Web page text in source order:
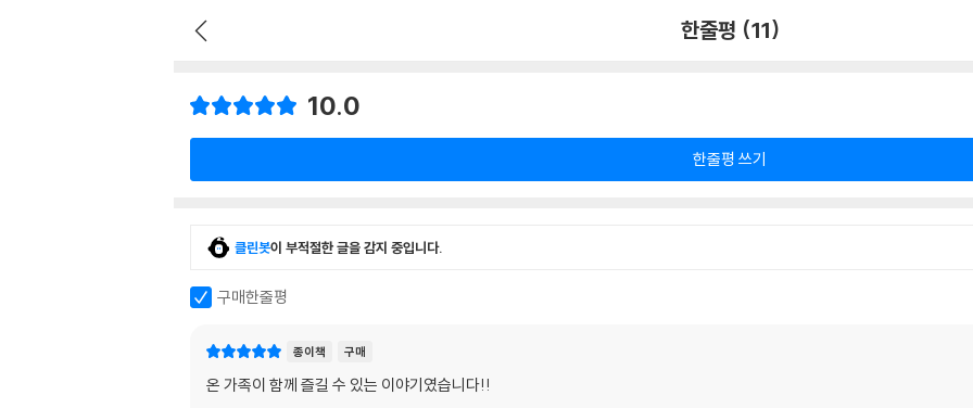
한줄평 (11)
10.0
한줄평 쓰기
클린봇이 부적절한 글을 감지 중입니다.
구매한줄평
종이책 구매
온 가족이 함께 즐길 수 있는 이야기였습니다!!